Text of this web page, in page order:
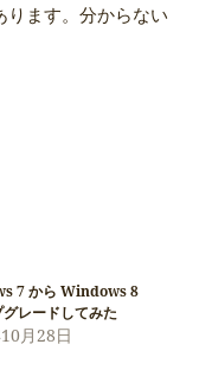
ます。分からない
7 から Windows 8
レードしてみた
月28日